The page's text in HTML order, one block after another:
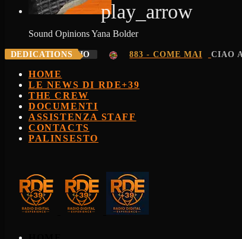
play_arrow
Sound OpinionsYana Bolder
DEDICATIONS
KLINKON FULVIO 883 - COME MAI CIAO
HOME
LE NEWS DI RDE+39
THE CREW
DOCUMENTI
ASSISTENZA STAFF
CONTACTS
PALINSESTO